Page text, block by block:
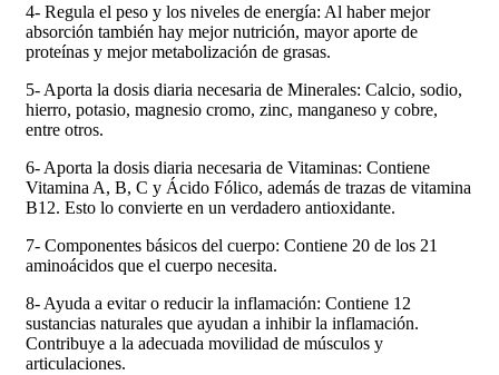
4- Regula el peso y los niveles de energía: Al haber mejor
absorción también hay mejor nutrición, mayor aporte de
proteínas y mejor metabolización de grasas.
5- Aporta la dosis diaria necesaria de Minerales: Calcio, sodio,
hierro, potasio, magnesio cromo, zinc, manganeso y cobre,
entre otros.
6- Aporta la dosis diaria necesaria de Vitaminas: Contiene
Vitamina A, B, C y Ácido Fólico, además de trazas de vitamina
B12. Esto lo convierte en un verdadero antioxidante.
7- Componentes básicos del cuerpo: Contiene 20 de los 21
aminoácidos que el cuerpo necesita.
8- Ayuda a evitar o reducir la inflamación: Contiene 12
sustancias naturales que ayudan a inhibir la inflamación.
Contribuye a la adecuada movilidad de músculos y
articulaciones.